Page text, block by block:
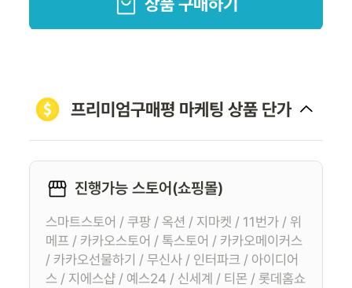
프리미엄구매평 마케팅 상품 단가
진행가능 스토어(쇼핑몰)
스마트스토어 / 쿠팡 / 옥션 / 지마켓 / 11번가 / 위
메프 / 카카오스토어 / 톡스토어 / 카카오메이커스
/ 카카오선물하기 / 무신사 / 인터파크 / 아이디어
스 / 지에스샵 / 예스24 / 신세계 / 티몬 / 롯데홈쇼